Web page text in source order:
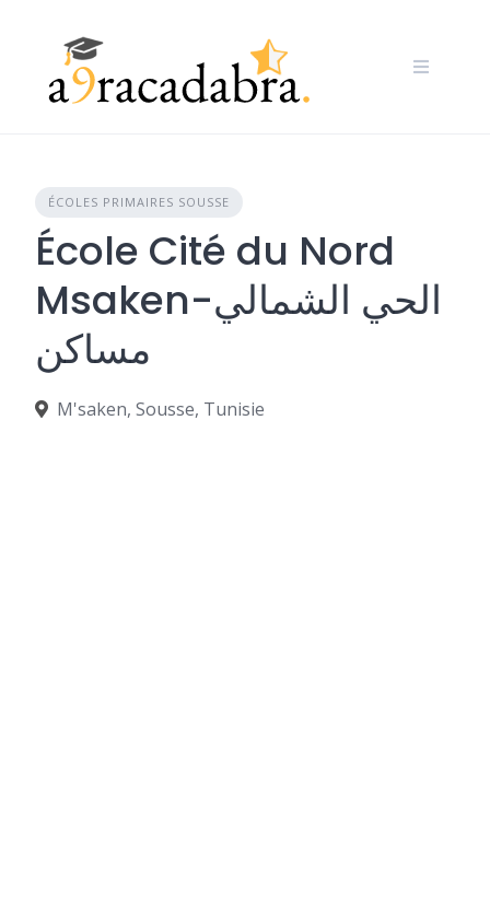
ÉCOLES PRIMAIRES SOUSSE
École Cité du Nord
Msaken-الحي الشمالي
مساكن
M'saken, Sousse, Tunisie